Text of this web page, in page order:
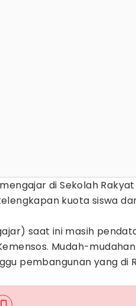
di Sekolah
kuota siswa
saat ini masih
Mudah-
pembangunan yang di